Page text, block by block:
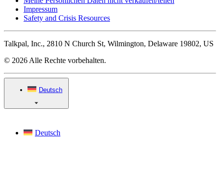
Impressum
Safety and Crisis Resources
Talkpal, Inc., 2810 N Church St, Wilmington, Delaware 19802, US
© 2026 Alle Rechte vorbehalten.
Deutsch
Deutsch